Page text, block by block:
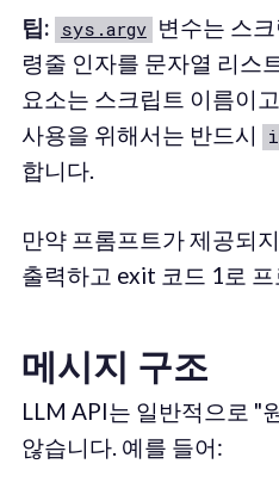
팁: sys.argv 변수는 스크
령줄 인자를 문자열 리스
요소는 스크립트 이름이
사용을 위해서는 반드시
합니다.
만약 프롬프트가 제공되
출력하고 exit 코드 1로
메시지 구조
LLM API는 일반적으로 "
않습니다. 예를 들어: